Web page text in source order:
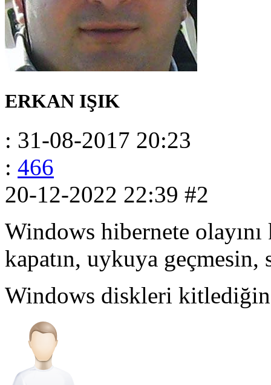
ERKAN IŞIK
: 31-08-2017 20:23
: 466
20-12-2022 22:39 #2
Windows hibernete
kapatın, uykuya geçmesin,
Windows diskleri